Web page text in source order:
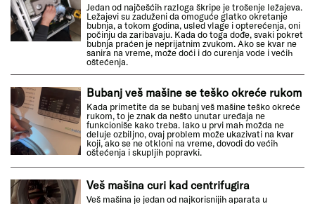
Jedan od najčešćih razloga škripe je trošenje ležajeva.
Ležajevi su zaduženi da omoguće glatko okretanje
bubnja, a tokom godina, usled vlage i opterećenja, oni
počinju da zaribavaju. Kada do toga dođe, svaki pokret
bubnja praćen je neprijatnim zvukom. Ako se kvar ne
sanira na vreme, može doći i do curenja vode i većih
oštećenja.
Bubanj veš mašine se teško okreće rukom
Kada primetite da se bubanj veš mašine teško okreće
rukom, to je znak da nešto unutar uređaja ne
funkcioniše kako treba. Iako u prvi mah možda ne
deluje ozbiljno, ovaj problem može ukazivati na kvar
koji, ako se ne otkloni na vreme, dovodi do većih
oštećenja i skupljih popravki.
Veš mašina curi kad centrifugira
Veš mašina je jedan od najkorisnijih aparata u